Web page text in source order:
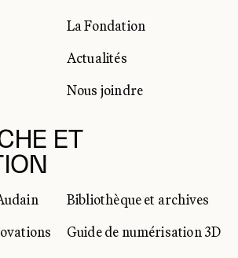
La Fondation
Actualités
Nous joindre
ET
Bibliothèque et archives
Guide de numérisation 3D